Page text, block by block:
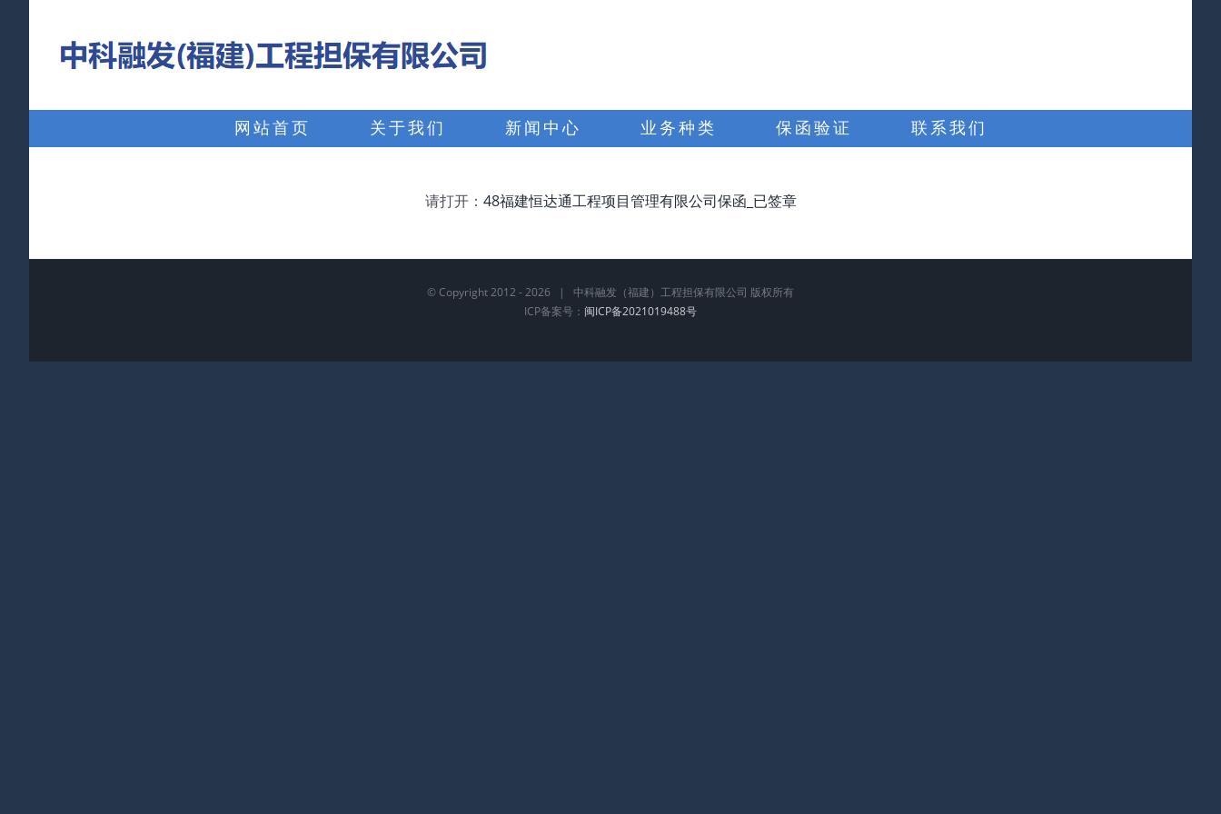
搜
网站首页 关于我们 新闻中心 业务种类 保函验证 联系我们
请打开： 48福建恒达通工程项目管理有限公司保函_已签章
© Copyright 2012 -2026 | 中科融发（福建）工程担保有限公司 版权所有
ICP备案号： 闽ICP备2021019488号